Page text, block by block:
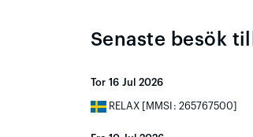
Senaste besök
Tor 16 Jul 2026
RELAX [MMSI: 265767500]